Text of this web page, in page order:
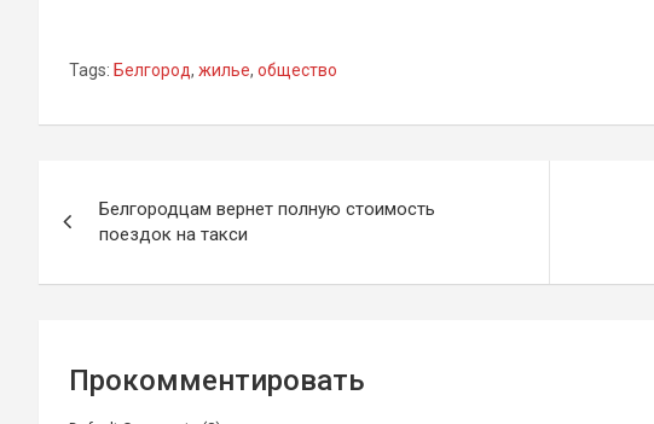
Tags: Белгород, жилье, общество
по
записям
Белгородцам вернет полную стоимость
поездок на такси
Прокомментировать